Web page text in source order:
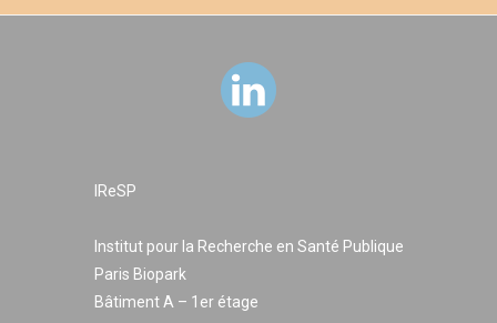
IReSP
Institut pour la Recherche en Santé Publique
Paris Biopark
Bâtiment A – 1er étage